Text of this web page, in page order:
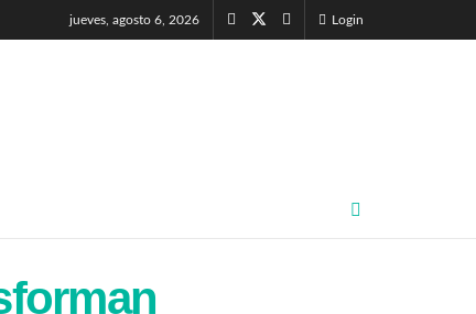
jueves, agosto 6, 2026 Login